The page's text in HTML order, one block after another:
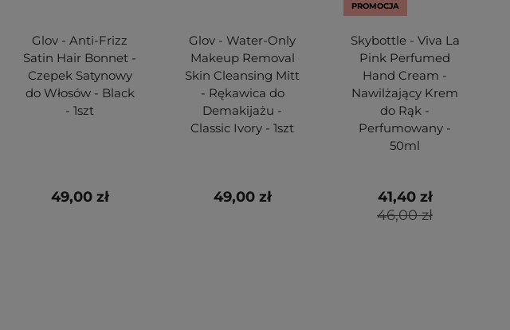
Glov - Anti-Frizz
Satin Hair Bonnet -
Czepek Satynowy
do Włosów - Black
- 1szt
49,00 zł
Glov - Water-Only
Makeup Removal
Skin Cleansing Mitt
- Rękawica do
Demakijażu -
Classic Ivory - 1szt
49,00 zł
PROMOCJA
Skybottle - Viva La
Pink Perfumed
Hand Cream -
Nawilżający Krem
do Rąk -
Perfumowany -
50ml
46,00 zł
41,40 zł